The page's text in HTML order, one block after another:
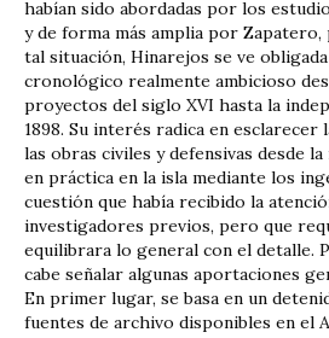
habían sido abordadas por los
y de forma más amplia por
tal situación, Hinarejos se ve
cronológico realmente ambicioso
proyectos del siglo XVI hasta la
1898. Su interés radica en
las obras civiles y defensivas desde
en práctica en la isla mediante los
cuestión que había recibido la
investigadores previos, pero que
equilibrara lo general con el detalle.
cabe señalar algunas aportaciones
En primer lugar, se basa en un
fuentes de archivo disponibles en el